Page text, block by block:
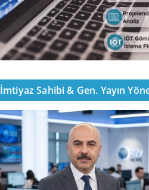
İmtiyaz Sahibi & Gen. Yayın